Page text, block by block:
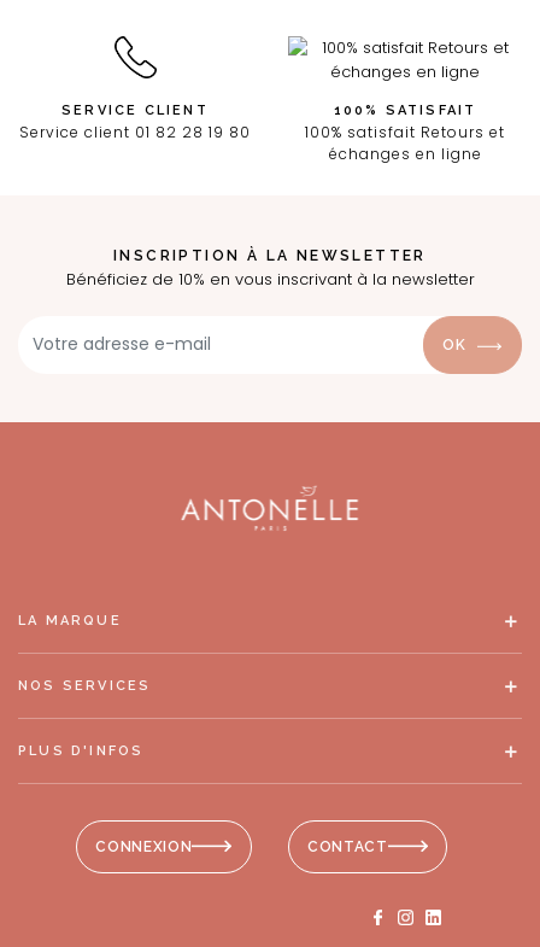
SERVICE CLIENT
Service client 01 82 28 19 80
100% SATISFAIT
100% satisfait Retours et
échanges en ligne
INSCRIPTION À LA NEWSLETTER
Bénéficiez de 10% en vous inscrivant à la newsletter
OK
CONNEXION CONTACT
LA MARQUE
NOS SERVICES
PLUS D'INFOS